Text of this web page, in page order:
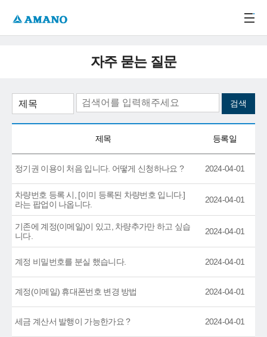
자주 묻는 질문
제목 등록일
정기권 이용이 처음 입니다. 어떻게 신청하나요 ? 2024-04-01
차량번호 등록 시, [이미 등록된 차량번호 입니다.]
라는 팝업이 나옵니다.
2024-04-01
기존에 계정(이메일)이 있고, 차량추가만 하고 싶습
니다.
2024-04-01
계정 비밀번호를 분실 했습니다. 2024-04-01
계정(이메일) 휴대폰번호 변경 방법 2024-04-01
세금 계산서 발행이 가능한가요 ? 2024-04-01